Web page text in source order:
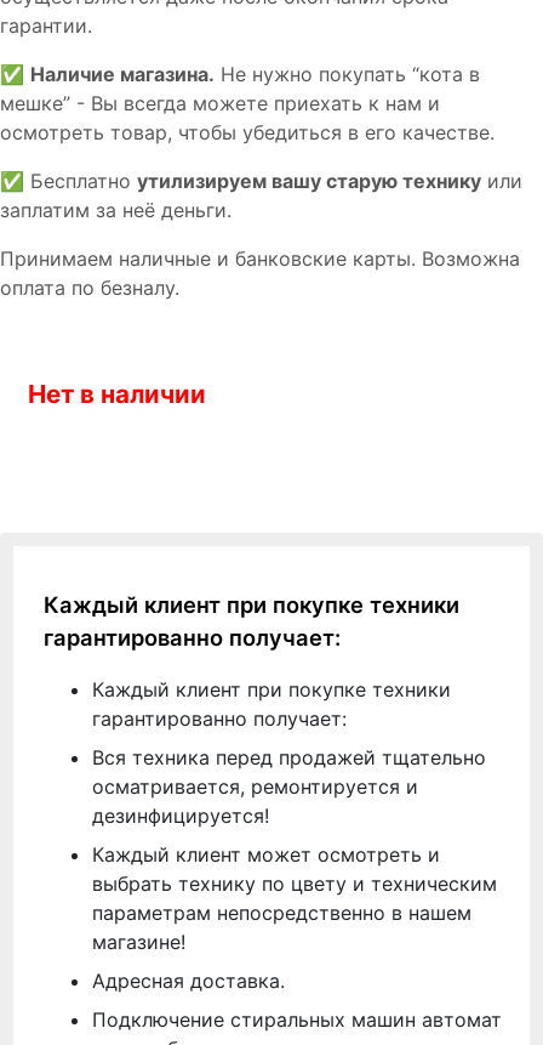
гарантии.
✅ Наличие магазина. Не нужно покупать “кота в
мешке” - Вы всегда можете приехать к нам и
осмотреть товар, чтобы убедиться в его качестве.
✅ Бесплатно утилизируем вашу старую технику или
заплатим за неё деньги.
Принимаем наличные и банковские карты. Возможна
оплата по безналу.
Нет в наличии
Каждый клиент при покупке техники
гарантированно получает:
Каждый клиент при покупке техники
гарантированно получает:
Вся техника перед продажей тщательно
осматривается, ремонтируется и
дезинфицируется!
Каждый клиент может осмотреть и
выбрать технику по цвету и техническим
параметрам непосредственно в нашем
магазине!
Адресная доставка.
Подключение стиральных машин автомат